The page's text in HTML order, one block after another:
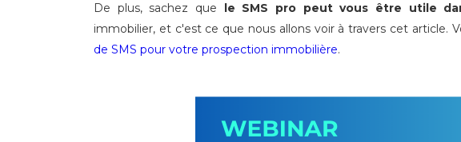
De plus, sachez que le SMS pro peut vous être utile
immobilier, et c'est ce que nous allons voir à travers cet article.
de SMS pour votre prospection immobilière.